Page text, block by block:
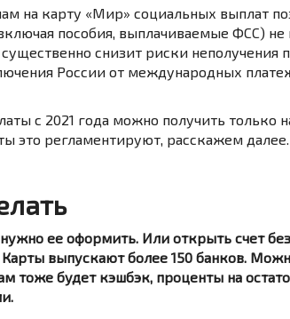
на карту «Мир» социальных выплат
пособия, выплачиваемые ФСС)
снизит риски
России от международных
с 2021 года можно получить только
это регламентируют, расскажем далее.
ее оформить. Или открыть счет
выпускают более 150 банков.
тоже будет кэшбэк, проценты на